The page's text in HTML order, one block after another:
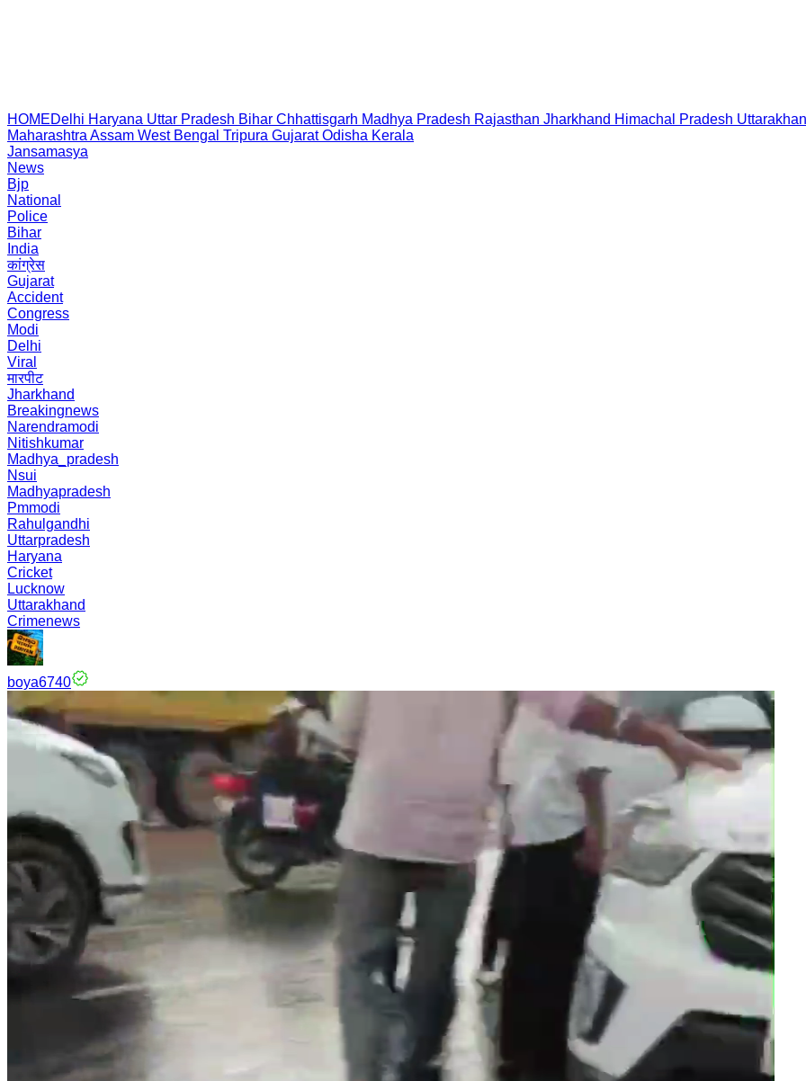
HOMEDelhi Haryana Uttar Pradesh Bihar Chhattisgarh Madhya Pradesh Rajasthan Jharkhand Himachal Pradesh
Maharashtra Assam West Bengal Tripura Gujarat Odisha Kerala
Jansamasya
News
Bjp
National
Police
Bihar
India
कांग्रेस
Gujarat
Accident
Congress
Modi
Delhi
Viral
मारपीट
Jharkhand
Breakingnews
Narendramodi
Nitishkumar
Madhya_pradesh
Nsui
Madhyapradesh
Pmmodi
Rahulgandhi
Uttarpradesh
Haryana
Cricket
Lucknow
Uttarakhand
Crimenews
boya6740